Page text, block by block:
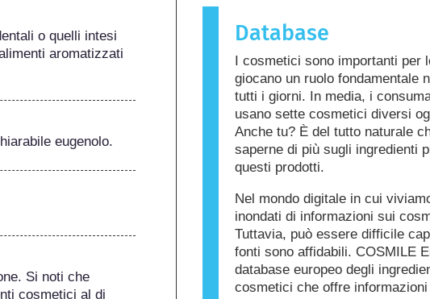
o quelli intesi
aromatizzati
eugenolo.
Si noti che
cosmetici al di
sostanza che provoca una
chiamata allergene. Cosmetici e
ingredienti che potrebbero
per alcune persone. Ciò non
prodotto non sia sicuro da
altri.
Database
I cosmetici sono importanti per
giocano un ruolo fondamentale
tutti i giorni. In media, i
usano sette cosmetici diversi
Anche tu? È del tutto naturale
saperne di più sugli ingredienti
questi prodotti.
Nel mondo digitale in cui
inondati di informazioni sui
Tuttavia, può essere difficile
fonti sono affidabili. COSMILE
database europeo degli
cosmetici che offre